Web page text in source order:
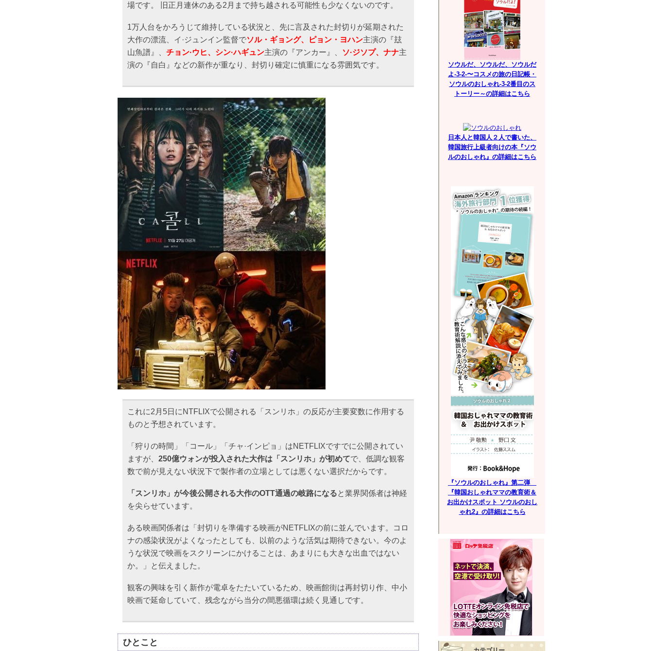
場です。 旧正月連休のある2月まで持ち越される可能性も少なくないのです。
1万人台をかろうじて維持している状況と、先に言及された封切りが延期された
大作の漂流、イ·ジュンイン監督でソル・ギョング、ピョン・ヨハン主演の『玆
山魚譜』、 チョン·ウヒ、シン·ハギュン主演の『アンカー』、 ソ·ジソプ、ナナ主
演の『自白』などの新作が重なり、封切り確定に慎重になる雰囲気です。
これに2月5日にNTFLIXで公開される「スンリホ」の反応が主要変数に作用する
ものと予想されています。
「狩りの時間」「コール」「チャ·インピョ」はNETFLIXですでに公開されてい
ますが、 250億ウォンが投入された大作は「スンリホ」が初めてで、低調な観客
数で前が見えない状況下で製作者の立場としては悪くない選択だからです。
「スンリホ」が今後公開される大作のOTT通過の岐路になると業界関係者は神経
を尖らせています。
ある映画関係者は「封切りを準備する映画がNETFLIXの前に並んでいます。コロ
ナの感染状況がよくなったとしても、以前のような活気は期待できない。今のよ
うな状況で映画をスクリーンにかけることは、あまりにも大きな出血ではない
か。」と伝えました。
観客の興味を引く新作が電卓をたたいているため、映画館街は再封切り作、中小
映画で延命していて、残念ながら当分の間悪循環は続く見通しです。
ひとこと
ソウルだ、ソウルだ、ソウルだ
よ-3-2-〜コスメの旅の日記帳・
ソウルのおしゃれ-3-2番目のス
トーリー～の詳細はこちら
日本人と韓国人２人で書いた、
韓国旅行上級者向けの本『ソウ
ルのおしゃれ』の詳細はこちら
『ソウルのおしゃれ』第二弾
『韓国おしゃれママの教育術＆
お出かけスポット ソウルのおし
ゃれ2』の詳細はこちら